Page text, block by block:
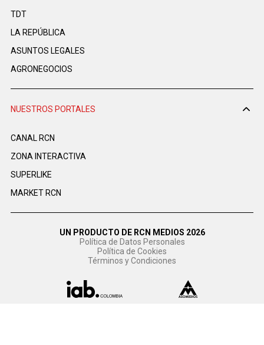
TDT
LA REPÚBLICA
ASUNTOS LEGALES
AGRONEGOCIOS
NUESTROS PORTALES
CANAL RCN
ZONA INTERACTIVA
SUPERLIKE
MARKET RCN
UN PRODUCTO DE RCN MEDIOS 2026
Política de Datos Personales
Política de Cookies
Términos y Condiciones